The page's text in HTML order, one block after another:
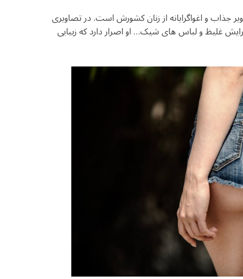
جذاب و اغواگرایانه از زنان کشورش است. در تصاویری
غلیظ و لباس های شیک… او اصرار دارد که زیبایی